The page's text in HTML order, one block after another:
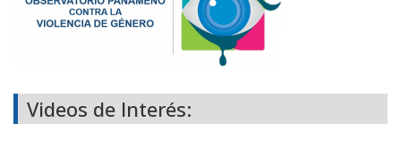
Videos de Interés: